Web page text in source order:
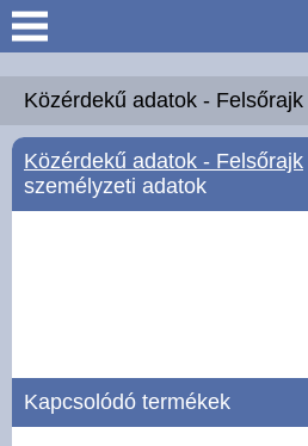
Keresés
Köszöntő
Hírek
Közérdekű adatok -
Közérdekű adatok - Felsőrajk
Közérdekű adatok - Felsőrajk
személyzeti adatok
Kapcsolódó termékek